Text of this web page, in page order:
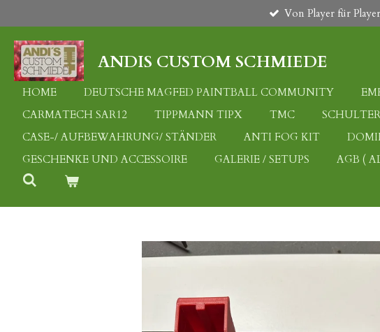
Hauptinhalt
springen
Von Player für Player
ANDIS CUSTOM SCHMIEDE
HOME DEUTSCHE MAGFED PAINTBALL COMMUNITY
CARMATECH SAR12
TIPPMANN TIPX TMC
CASE-/ AUFBEWAHRUNG/ STÄNDER
ANTI FOG KIT
GESCHENKE UND ACCESSOIRE
GALERIE / SETUPS AGB (